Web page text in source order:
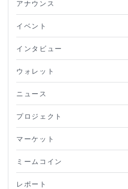
アナウンス
イベント
インタビュー
ウォレット
ニュース
プロジェクト
マーケット
ミームコイン
レポート